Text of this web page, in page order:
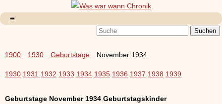
1900 1930 Geburtstage November 1934
1930 1931 1932 1933 1934 1935 1936 1937 1938 1939
Geburtstage November 1934 Geburtstagskinder